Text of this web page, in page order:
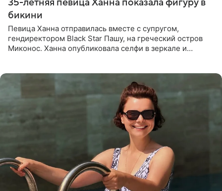
35-летняя певица Ханна показала фигуру в
бикини
Певица Ханна отправилась вместе с супругом,
гендиректором Black Star Пашу, на греческий остров
Миконос. Ханна опубликовала селфи в зеркале и